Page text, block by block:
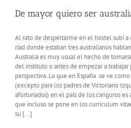
De mayor quiero ser
Al rato de despertarme en el hostel subí a
riad donde estaban tres australianos
Australia es muy usual el hecho de
del instituto o antes de empezar a trabajar
perspectiva. Lo que en España se ve
(excepto para los padres de Victoriano
afortunados) en el país de los canguros
que incluso se pone en los curriculum
su [...]